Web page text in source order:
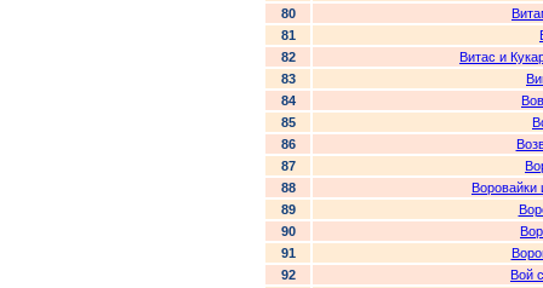
80
81
82
Витас и
83
84
85
86
87
88
89
90
91
92
Вой